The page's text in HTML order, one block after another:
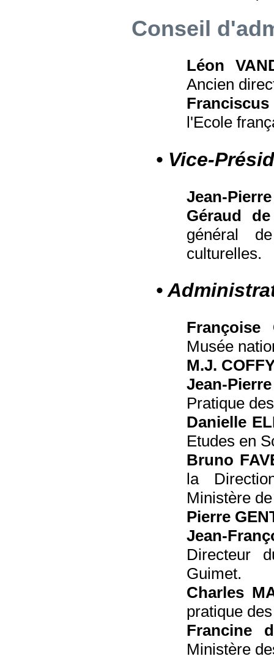
Conseil
Léon
Ancien
l'Ecole
• Vice-
Jean-
Géraud
général
culturelles.
•
Françoise
Musée
M.J.
Jean-
Pratique
Danielle
Etudes en
Bruno
la
Ministère
Pierre
Jean-
Directeur
Guimet.
Charles
pratique
Francine
Ministère